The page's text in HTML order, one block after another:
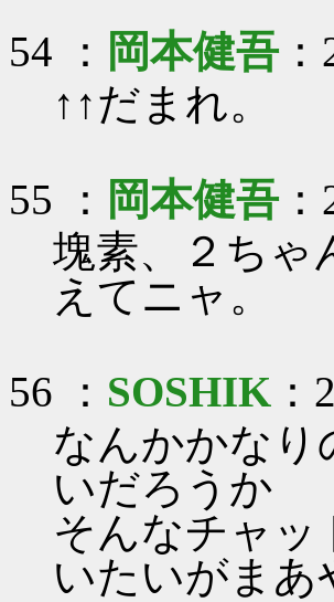
54 ： 岡本健吾：
↑↑だまれ。
55 ： 岡本健吾：
塊素、２ちゃ
えてニャ。
56 ： SOSHIK
なんかかなり
いだろうか
そんなチャッ
いたいがまあ